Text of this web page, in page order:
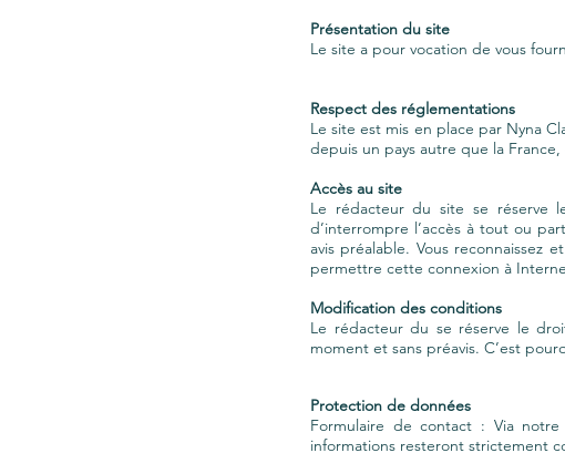
Présentation du site
Le site a pour vocation de vous
Respect des réglementations
Le site est mis en place par Nyna
depuis un pays autre que la
Accès au site
Le rédacteur du site se réserve
d’interrompre l’accès à tout ou
avis préalable. Vous reconnaissez
permettre cette connexion à
Modification des conditions
Le rédacteur du se réserve le
moment et sans préavis. C’est
Protection de données
Formulaire de contact : Via
informations resteront strictement